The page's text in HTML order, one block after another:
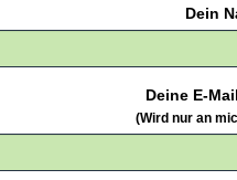
Dein
Deine E-
(Wird nur an